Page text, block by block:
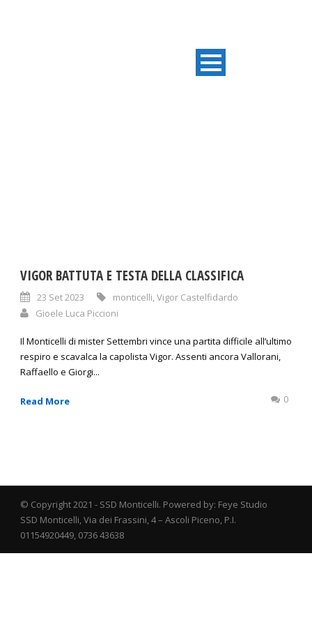
VIGOR BATTUTA E TESTA DELLA CLASSIFICA
23 Set 2023 monticelli,Vigor Castelfidardo
Gioele Luca Piccioni
Il Monticelli di mister Settembri vince una partita difficile all’ultimo
respiro e scavalca la capolista Vigor. Assenti ancora Vallorani,
Raffaello e Giorgi...
Read More 0
© Copyright 2021 - SSD Monticelli. Powered by: Feye Studio
SSD Monticelli, Via dei Frassini, 4 – Ascoli Piceno, P.I.
01154920449, 0736 43638